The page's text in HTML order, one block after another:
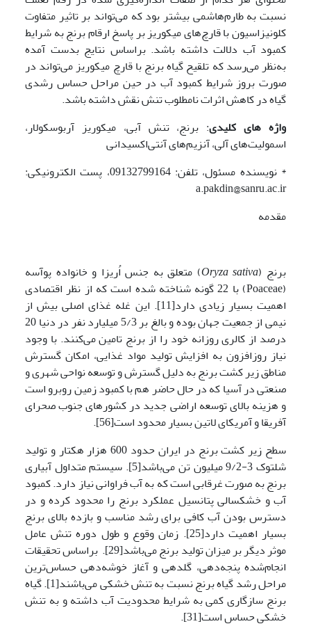
نسبت به طارم‌هاشمی بیشتر بود که می‌تواند بر تاثیر متفاوت
کلونیزاسیون با قارچ‌های میکوریز بر پاسخ ارقام برنج به شرایط
کمبود آب دلالت داشته باشد. براساس نتایج بدست آمده
به‌نظر می‌رسد که تلقیح گیاه برنج با قارچ میکوریز می‌تواند در
صورت بروز شرایط کمبود آب در حین مراحل حساس رشدی
گیاه در کاهش اثرات نامطلوب تنش نقش داشته باشد.
واژه های کلیدی: برنج، تنش آبی، میکوریز آربوسکولار،
اسمولیت‌های آلی، آنزیم‌های آنتی‌اکسیدانی
* نویسنده مسئول، تلفن: 09132799164، پست الکترونیکی:
a.pakdin@sanru.ac.ir
مقدمه
برنج (Oryza sativa) متعلق به جنس اُریزا و خانواده پوآسه
(Poaceae) با 22 گونه شناخته شده است که از نظر اقتصادی
اهمیت بسیار زیادی دارد[11]. این غله غذای اصلی بیش از
نیمی از جمعیت جهان بوده و بالغ بر 5/3 میلیارد نفر در دنیا 20
درصد از کالری روزانه خود را از برنج تامین می‌کنند. با وجود
نیاز روزافزون به افزایش تولید مواد غذایی، امکان گسترش
مناطق زیر کشت برنج به دلیل گسترش و توسعه نواحی شهری و
صنعتی در آسیا که در حال حاضر هم با کمبود زمین روبرو است
و هزینه بالای توسعه اراضی جدید در کشورهای جنوب صحرای
آفریقا و آمریکای لاتین بسیار محدود است[56].
سطح زیر کشت برنج در ایران حدود 600 هزار هکتار و تولید
شلتوک 3-9/2 میلیون تن می‌باشد[5]. سیستم متداول آبیاری
برنج به صورت غرقابی است که به آب فراوانی نیاز دارد. کمبود
آب و خشکسالی پتانسیل عملکرد برنج را محدود کرده و در
دسترس بودن آب کافی برای رشد مناسب و بازده بالای برنج
بسیار اهمیت دارد[25]. زمان وقوع و طول دوره تنش عامل
موثر دیگر بر میزان تولید برنج می‌باشد[29]. براساس تحقیقات
انجام‌شده پنجه‌دهی، گلدهی و آغاز خوشه‌دهی حساس‌ترین
مراحل رشد گیاه برنج نسبت به تنش خشکی می‌باشند[1]. گیاه
برنج سازگاری کمی به شرایط محدودیت آب داشته و به تنش
خشکی حساس است[31].